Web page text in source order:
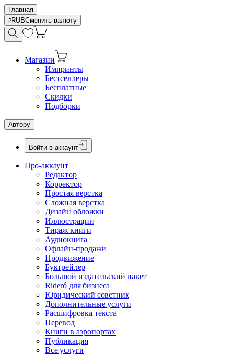
Главная
RUBСменить валюту
Магазин
Импринты
Бестселлеры
Бесплатные
Скидки
Подборки
Автору
Войти в аккаунт
Про-аккаунт
Редактор
Корректор
Простая верстка
Сложная верстка
Дизайн обложки
Иллюстрации
Тираж книги
Аудиокнига
Офлайн-продажи
Продвижение
Буктрейлер
Большой издательский пакет
Rideró для бизнеса
Юридический советник
Дополнительные услуги
Расшифровка текста
Перевод
Книги в аэропортах
Публикация
Все услуги